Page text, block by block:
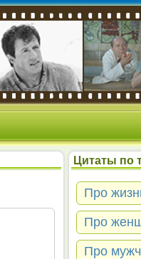
Цитаты по
Про
Про
Про